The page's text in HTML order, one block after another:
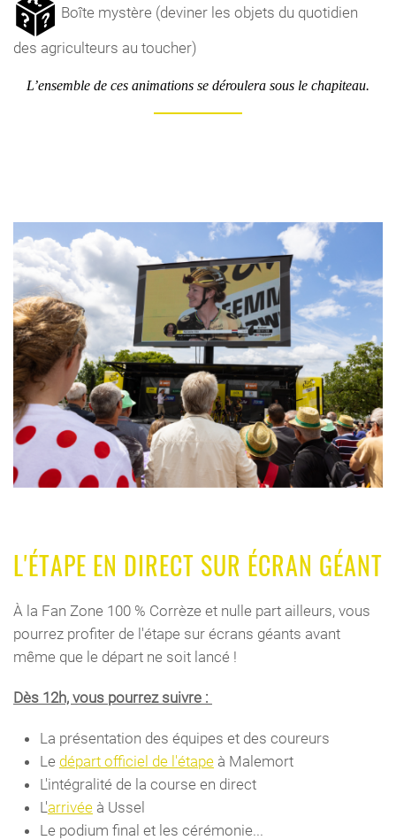
Boîte mystère (deviner les objets du quotidien
des agriculteurs au toucher)
L’ensemble de ces animations se déroulera sous le chapiteau.
L'ÉTAPE EN DIRECT SUR ÉCRAN GÉANT
À la Fan Zone 100 % Corrèze et nulle part ailleurs, vous
pourrez profiter de l'étape sur écrans géants avant
même que le départ ne soit lancé !
Dès 12h, vous pourrez suivre :
La présentation des équipes et des coureurs
Le départ officiel de l'étape à Malemort
L'intégralité de la course en direct
L'arrivée à Ussel
Le podium final et les cérémonie...